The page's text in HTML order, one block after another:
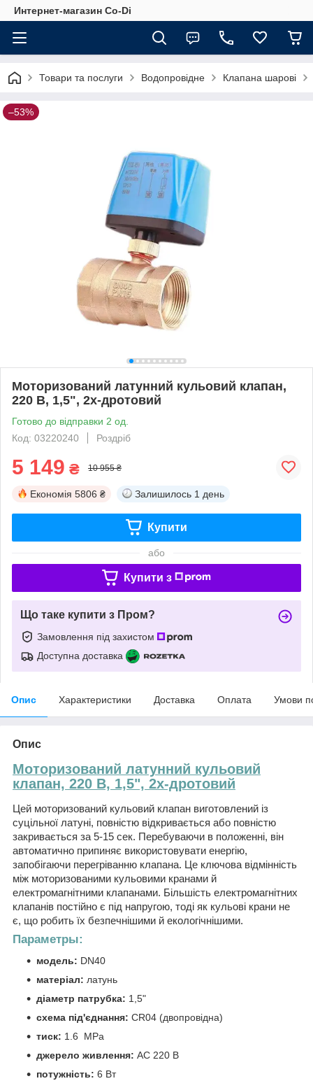
Интернет-магазин Co-Di
Товари та послуги Водопровідне Клапана шарові
–53%
Моторизований латунний кульовий клапан,
220 В, 1,5", 2х-дротовий
Готово до відправки 2 од.
Код: 03220240
Роздріб
5 149 ₴ 10 955 ₴
Економія 5806 ₴ Залишилось 1 день
Купити
або
Купити з
Що таке купити з Пром?
Замовлення під захистом
Доступна доставка
Опис Характеристики Доставка Оплата Умови
Опис
Моторизований латунний кульовий
клапан, 220 В, 1,5", 2х-дротовий
Цей моторизований кульовий клапан виготовлений із
суцільної латуні, повністю відкривається або повністю
закривається за 5-15 сек. Перебуваючи в положенні, він
автоматично припиняє використовувати енергію,
запобігаючи перегріванню клапана. Це ключова відмінність
між моторизованими кульовими кранами й
електромагнітними клапанами. Більшість електромагнітних
клапанів постійно є під напругою, тоді як кульові крани не
є, що робить їх безпечнішими й екологічнішими.
Параметры:
модель: DN40
матеріал: латунь
діаметр патрубка: 1,5"
схема під'єднання: CR04 (двопровідна)
тиск: 1.6 МРа
джерело живлення: AC 220 В
потужність: 6 Вт